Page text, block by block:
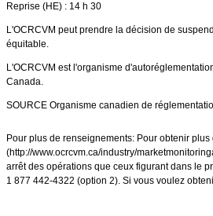
Reprise (HE) : 14 h 30
L'OCRCVM peut prendre la décision de
équitable.
L'OCRCVM est l'organisme
Canada.
SOURCE Organisme canadien de
Pour plus de renseignements: Pour obtenir
(http://www.ocrcvm.ca/industry/
arrêt des opérations que ceux figurant dans le
1 877 442-4322 (option 2). Si vous voulez